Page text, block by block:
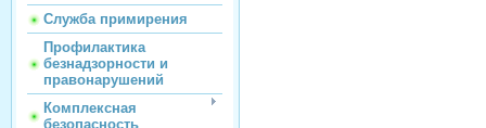
Служба примирения
Профилактика
безнадзорности и
правонарушений
Комплексная
безопасность